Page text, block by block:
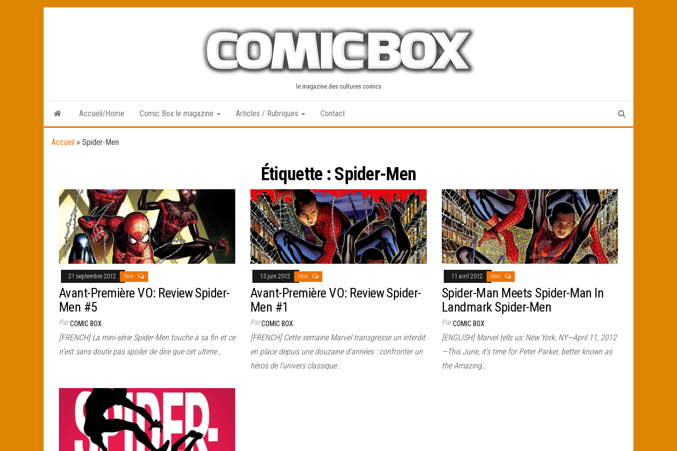
le magazine des cultures comics
Accueil/Home Comic Box le magazine Articles / Rubriques Contact
Accueil » Spider-Men
Étiquette : Spider-Men
21 septembre 2012 Non
Avant-Première VO: Review Spider-
Men #5
ParCOMIC BOX
[FRENCH] La mini-série Spider-Men touche à sa fin et ce
n’est sans doute pas spoiler de dire que cet ultime…
13 juin 2012 Non
Avant-Première VO: Review Spider-
Men #1
ParCOMIC BOX
[FRENCH] Cette semaine Marvel transgresse un interdit
en place depuis une douzaine d’années : confronter un
héros de l’univers classique…
11 avril 2012 Non
Spider-Man Meets Spider-Man In
Landmark Spider-Men
ParCOMIC BOX
[ENGLISH] Marvel tells us: New York, NY—April 11, 2012
—This June, it’s time for Peter Parker, better known as
the Amazing…